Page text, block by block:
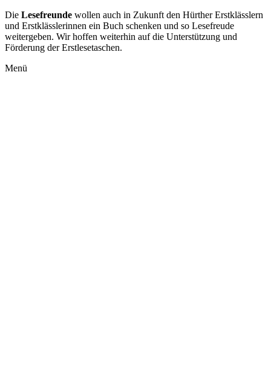
Die Lesefreunde wollen auch in Zukunft den Hürther Erstklässlern
und Erstklässlerinnen ein Buch schenken und so Lesefreude
weitergeben. Wir hoffen weiterhin auf die Unterstützung und
Förderung der Erstlesetaschen.
Menü